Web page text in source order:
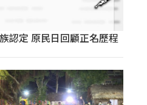
認定 原民日回顧正名歷程